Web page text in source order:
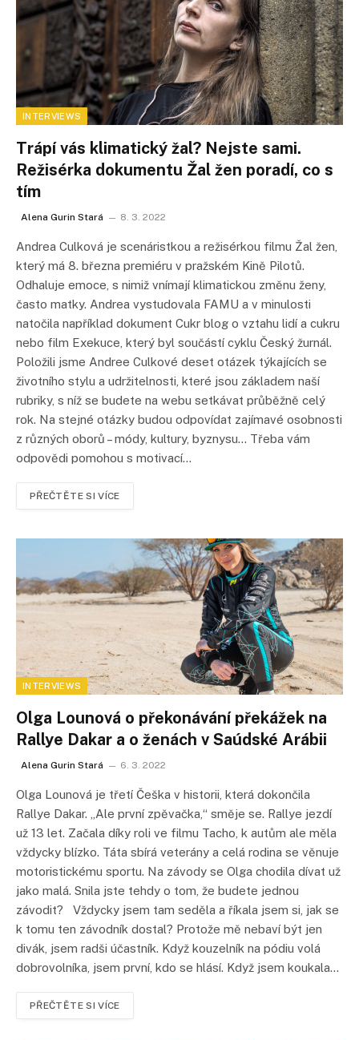
INTERVIEWS
Trápí vás klimatický žal? Nejste sami.
Režisérka dokumentu Žal žen poradí, co s
tím
Alena Gurin Stará 8. 3. 2022
Andrea Culková je scenáristkou a režisérkou filmu Žal žen,
který má 8. března premiéru v pražském Kině Pilotů.
Odhaluje emoce, s nimiž vnímají klimatickou změnu ženy,
často matky. Andrea vystudovala FAMU a v minulosti
natočila například dokument Cukr blog o vztahu lidí a cukru
nebo film Exekuce, který byl součástí cyklu Český žurnál.
Položili jsme Andree Culkové deset otázek týkajících se
životního stylu a udržitelnosti, které jsou základem naší
rubriky, s níž se budete na webu setkávat průběžně celý
rok. Na stejné otázky budou odpovídat zajímavé osobnosti
z různých oborů – módy, kultury, byznysu… Třeba vám
odpovědi pomohou s motivací…
PŘEČTĚTE SI VÍCE
INTERVIEWS
Olga Lounová o překonávání překážek na
Rallye Dakar a o ženách v Saúdské Arábii
Alena Gurin Stará 6. 3. 2022
Olga Lounová je třetí Češka v historii, která dokončila
Rallye Dakar. „Ale první zpěvačka,“ směje se. Rallye jezdí
už 13 let. Začala díky roli ve filmu Tacho, k autům ale měla
vždycky blízko. Táta sbírá veterány a celá rodina se věnuje
motoristickému sportu. Na závody se Olga chodila dívat už
jako malá. Snila jste tehdy o tom, že budete jednou
závodit? Vždycky jsem tam seděla a říkala jsem si, jak se
k tomu ten závodník dostal? Protože mě nebaví být jen
divák, jsem radši účastník. Když kouzelník na pódiu volá
dobrovolníka, jsem první, kdo se hlásí. Když jsem koukala…
PŘEČTĚTE SI VÍCE